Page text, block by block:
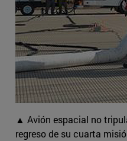
▲ Avión espacial no
regreso de su cuarta